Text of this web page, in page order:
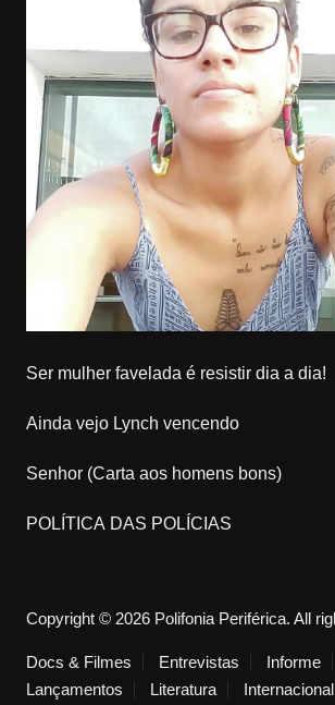
Ser mulher favelada é resistir dia a dia!
Ainda vejo Lynch vencendo
Senhor (Carta aos homens bons)
POLÍTICA DAS POLÍCIAS
Copyright © 2026 Polifonia Periférica. All
Docs & Filmes Entrevistas
Informe
Lançamentos
Literatura Internacional